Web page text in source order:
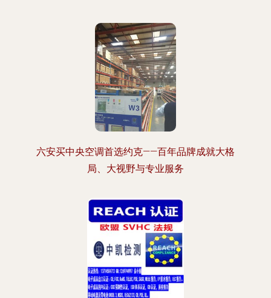
六安买中央空调首选约克——百年品牌成就大格
局、大视野与专业服务